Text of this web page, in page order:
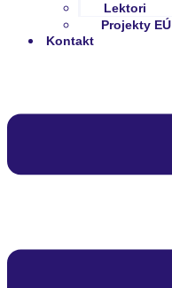
Lektori
Projekty EÚ
Kontakt